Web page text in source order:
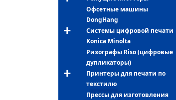
Офсетные машины
DongHang
Системы цифровой печати
Konica Minolta
Ризографы Riso (цифровые
дупликаторы)
Принтеры для печати по
текстилю
Прессы для изготовления